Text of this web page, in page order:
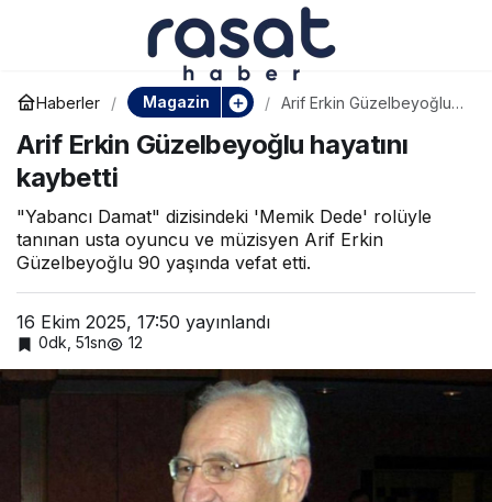
Haberler Magazin
Arif Erkin Güzelbeyoğlu
Arif Erkin Güzelbeyoğlu hayatını
kaybetti
"Yabancı Damat" dizisindeki 'Memik Dede' rolüyle
tanınan usta oyuncu ve müzisyen Arif Erkin
Güzelbeyoğlu 90 yaşında vefat etti.
16 Ekim 2025, 17:50 yayınlandı
0dk, 51sn 12
Dan Bilzerian: “Başkan
olsaydım İsrail’i
silerdim”